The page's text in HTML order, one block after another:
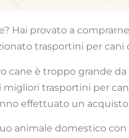
Hai provato a
trasportini per cani
cane è troppo grande
trasportini per
effettuato un
animale domestico